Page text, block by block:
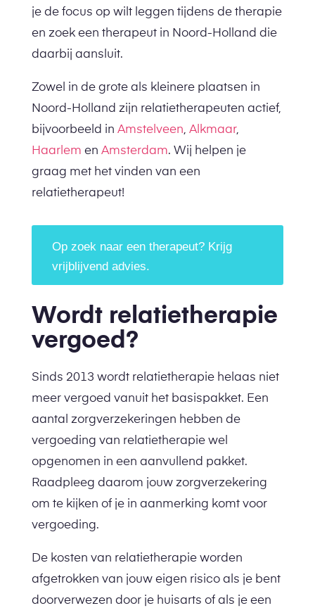
je de focus op wilt leggen tijdens de therapie
en zoek een therapeut in Noord-Holland die
daarbij aansluit.
Zowel in de grote als kleinere plaatsen in
Noord-Holland zijn relatietherapeuten actief,
bijvoorbeeld in Amstelveen, Alkmaar,
Haarlem en Amsterdam. Wij helpen je
graag met het vinden van een
relatietherapeut!
Op zoek naar een therapeut? Krijg
vrijblijvend advies.
Wordt relatietherapie
vergoed?
Sinds 2013 wordt relatietherapie helaas niet
meer vergoed vanuit het basispakket. Een
aantal zorgverzekeringen hebben de
vergoeding van relatietherapie wel
opgenomen in een aanvullend pakket.
Raadpleeg daarom jouw zorgverzekering
om te kijken of je in aanmerking komt voor
vergoeding.
De kosten van relatietherapie worden
afgetrokken van jouw eigen risico als je bent
doorverwezen door je huisarts of als je een